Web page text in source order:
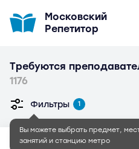
Московский
Репетитор
Требуются
1176
Вы можете выбрать предмет,
занятий и станцию метро
Фильтры 1
Александр